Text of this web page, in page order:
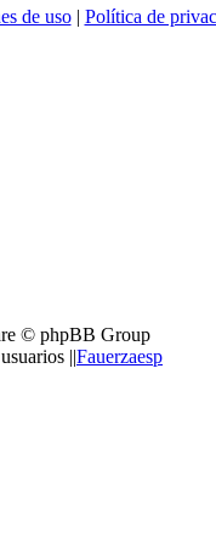
de uso| Política de
© phpBB Group
||Fauerzaesp